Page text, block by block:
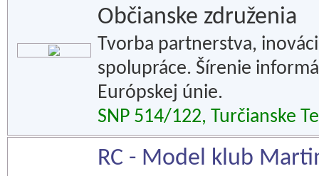
Občianske združenia
Tvorba partnerstva,
spolupráce. Šírenie
Európskej únie.
SNP 514/122, Turčianske
RC - Model klub